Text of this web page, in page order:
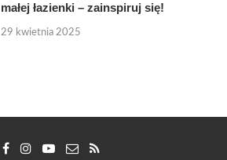
małej łazienki – zainspiruj się!
29 kwietnia 2025